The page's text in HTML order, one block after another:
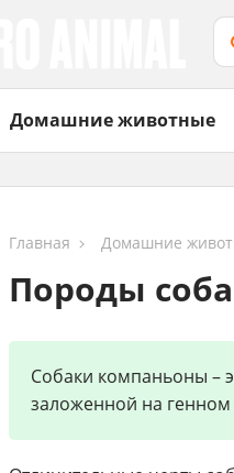
Домашние животные
Главная Домашние
Породы
Собаки компаньоны –
заложенной на генном